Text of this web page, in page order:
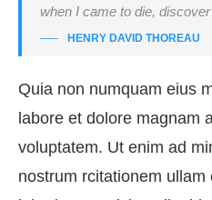
when I came to die,
HENRY DAVID THOREAU
Quia non numquam eius
labore et dolore magnam
voluptatem. Ut enim ad
nostrum rcitationem ullam